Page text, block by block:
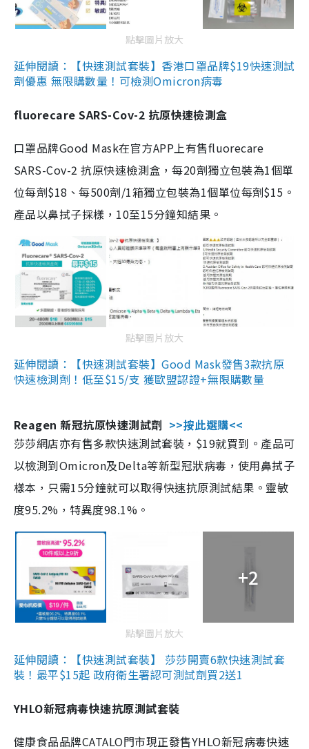
點擊圖片放大
延伸閱讀：【快速測試套裝】香港口罩品牌$19快速測試
劑優惠 無限購數量！可檢測Omicron病毒
fluorecare SARS-Cov-2 抗原快速檢測盒
口罩品牌Good Mask在官方APP上有售fluorecare
SARS-Cov-2 抗原快速檢測盒，每20劑獨立包裝為1個單
位每劑$18、每500劑/1箱獨立包裝為1個單位每劑$15。
產品以鼻拭子採樣，10至15分鐘知結果。
點擊圖片放大
延伸閱讀：【快速測試套裝】Good Mask發售3款抗原
快速檢測劑！低至$15/支 獲歐盟認證+無限購數量
Reagen 新冠抗原快速測試劑 >>按此選購<<
莎莎網店亦有售多款快速測試套裝，$19就買到。產品可
以檢測到Omicron及Delta等新型冠狀病毒，使用鼻拭子
樣本，只需15分鐘就可以取得快速抗原測試結果。靈敏
度95.2%，特異度98.1%。
+2
點擊圖片放大
延伸閱讀：【快速測試套裝】 莎莎開賣6款快速測試套
裝！最平$15起 政府衛生署認可測試劑買2送1
YHLO新冠病毒快速抗原測試套裝
健康食品品牌CATALO門市現正發售YHLO新冠病毒快速